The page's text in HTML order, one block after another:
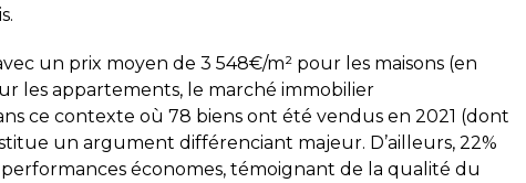
réalisé ce jour. Le technicien
tout expliquer clairement. Le
réalisé conformément à mes
recommande cette société,
les rendez-vous sont
rapidement.
211
1 semaine
Corentin Delgado
il y a 2 semaines
un prix moyen de 3 548€/m² pour les maisons (en
les appartements, le marché immobilier
ce contexte où 78 biens ont été vendus en 2021 (dont
un argument différenciant majeur. D’ailleurs, 22%
économes, témoignant de la qualité du